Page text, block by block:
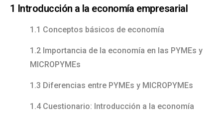
1 Introducción a la economía empresarial
1.1 Conceptos básicos de economía
1.2 Importancia de la economía en las PYMEs y
MICROPYMEs
1.3 Diferencias entre PYMEs y MICROPYMEs
1.4 Cuestionario: Introducción a la economía